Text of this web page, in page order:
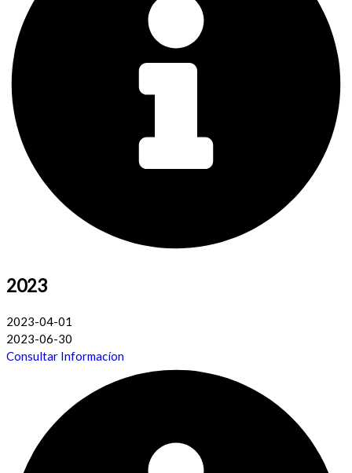
2023
2023-04-01
2023-06-30
Consultar Informacíon